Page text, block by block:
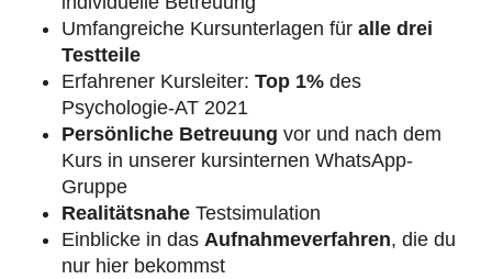
Umfangreiche Kursunterlagen für alle drei
Testteile
Erfahrener Kursleiter: Top 1% des
Psychologie-AT 2021
Persönliche Betreuung vor und nach dem
Kurs in unserer kursinternen WhatsApp-
Gruppe
Realitätsnahe Testsimulation
Einblicke in das Aufnahmeverfahren, die du
nur hier bekommst